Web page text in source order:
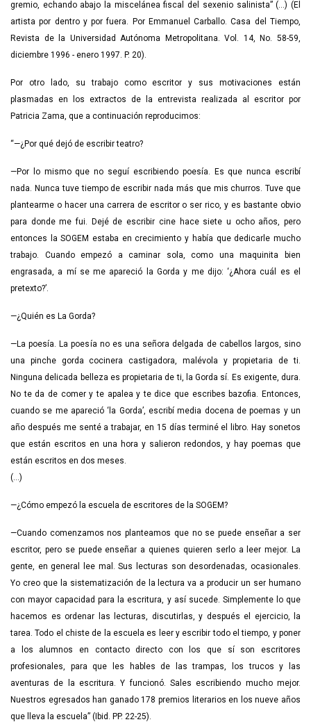
gremio, echando abajo la miscelánea fiscal del sexenio salinista” (…) (El
artista por dentro y por fuera. Por Emmanuel Carballo. Casa del Tiempo,
Revista de la Universidad Autónoma Metropolitana. Vol. 14, No. 58-59,
diciembre 1996 - enero 1997. P. 20).
Por otro lado, su trabajo como escritor y sus motivaciones están
plasmadas en los extractos de la entrevista realizada al escritor por
Patricia Zama, que a continuación reproducimos:
“—¿Por qué dejó de escribir teatro?
—Por lo mismo que no seguí escribiendo poesía. Es que nunca escribí
nada. Nunca tuve tiempo de escribir nada más que mis churros. Tuve que
plantearme o hacer una carrera de escritor o ser rico, y es bastante obvio
para donde me fui. Dejé de escribir cine hace siete u ocho años, pero
entonces la SOGEM estaba en crecimiento y había que dedicarle mucho
trabajo. Cuando empezó a caminar sola, como una maquinita bien
engrasada, a mí se me apareció la Gorda y me dijo: ‘¿Ahora cuál es el
pretexto?’.
—¿Quién es La Gorda?
—La poesía. La poesía no es una señora delgada de cabellos largos, sino
una pinche gorda cocinera castigadora, malévola y propietaria de ti.
Ninguna delicada belleza es propietaria de ti, la Gorda sí. Es exigente, dura.
No te da de comer y te apalea y te dice que escribes bazofia. Entonces,
cuando se me apareció ‘la Gorda’, escribí media docena de poemas y un
año después me senté a trabajar, en 15 días terminé el libro. Hay sonetos
que están escritos en una hora y salieron redondos, y hay poemas que
están escritos en dos meses.
(…)
—¿Cómo empezó la escuela de escritores de la SOGEM?
—Cuando comenzamos nos planteamos que no se puede enseñar a ser
escritor, pero se puede enseñar a quienes quieren serlo a leer mejor. La
gente, en general lee mal. Sus lecturas son desordenadas, ocasionales.
Yo creo que la sistematización de la lectura va a producir un ser humano
con mayor capacidad para la escritura, y así sucede. Simplemente lo que
hacemos es ordenar las lecturas, discutirlas, y después el ejercicio, la
tarea. Todo el chiste de la escuela es leer y escribir todo el tiempo, y poner
a los alumnos en contacto directo con los que sí son escritores
profesionales, para que les hables de las trampas, los trucos y las
aventuras de la escritura. Y funcionó. Sales escribiendo mucho mejor.
Nuestros egresados han ganado 178 premios literarios en los nueve años
que lleva la escuela” (Ibid. PP. 22-25).